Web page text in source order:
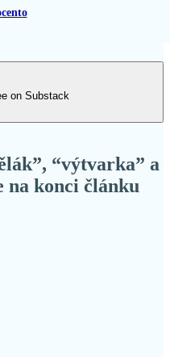
on Substack
“výtvarka” a
na konci článku